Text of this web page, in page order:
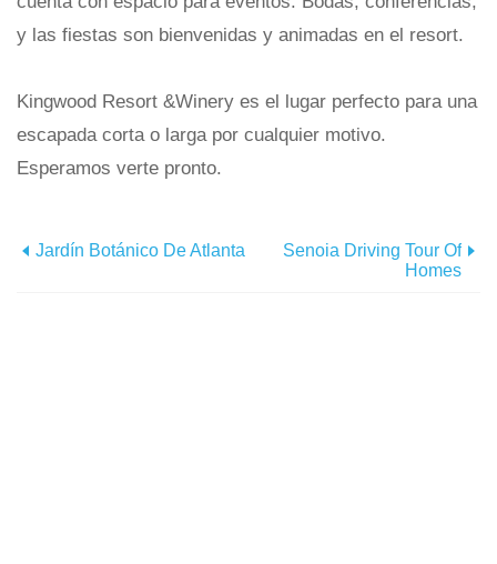
y las fiestas son bienvenidas y animadas en el resort.
Kingwood Resort &Winery es el lugar perfecto para una
escapada corta o larga por cualquier motivo.
Esperamos verte pronto.
Jardín Botánico De Atlanta
Senoia Driving Tour Of
Homes